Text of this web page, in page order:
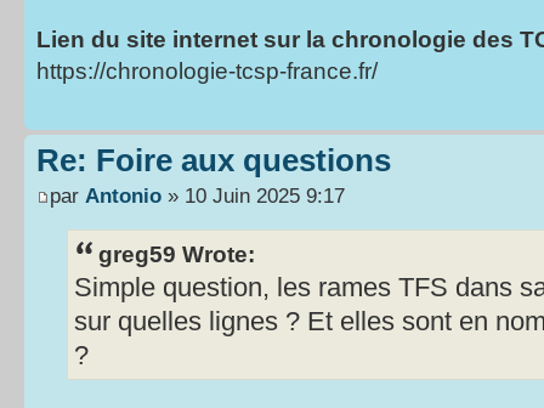
Lien du site internet sur la chronologie des
https://chronologie-tcsp-france.fr/
Re: Foire aux questions
par Antonio » 10 Juin 2025 9:17
greg59 Wrote:
Simple question, les rames TFS dans
sur quelles lignes ? Et elles sont en
?